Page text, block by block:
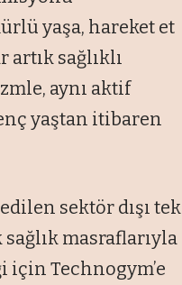
yaşa, hareket et
artık sağlıklı
aynı aktif
yaştan itibaren
sektör dışı tek
masraflarıyla
için Technogym’e